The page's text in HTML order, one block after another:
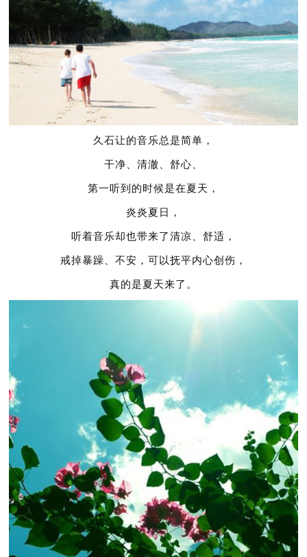
久石让的音乐总是简单，
干净、清澈、舒心、
第一听到的时候是在夏天，
炎炎夏日，
听着音乐却也带来了清凉、舒适，
戒掉暴躁、不安，可以抚平内心创伤，
真的是夏天来了。